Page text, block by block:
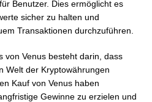
Benutzer. Dies ermöglicht es
sicher zu halten und
Transaktionen durchzuführen.
von Venus besteht darin, dass
Welt der Kryptowährungen
Kauf von Venus haben
Gewinne zu erzielen und